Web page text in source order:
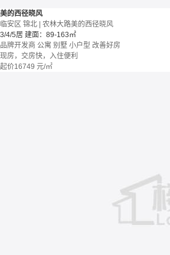
美的西径晓风
临安区 锦北 | 农林大路美的西径晓风
3/4/5居 建面：89-163㎡
品牌开发商 公寓 别墅 小户型 改善好房
现房，交房快，入住便利
起价16749 元/㎡